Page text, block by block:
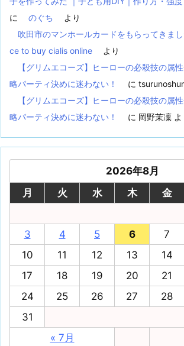
に
のぐち
より
吹田市のマンホールカードをもらってきまし
ce to buy cialis online
より
【グリムエコーズ】ヒーローの必殺技の属
略パーティ決めに迷わない！
に
【グリムエコーズ】ヒーローの必殺技の属
略パーティ決めに迷わない！
に 岡野茉凜 よ
2026年8月
月
火 水 木 金
« 7月
3
4 5 6 7
10
11 12 13 14
17
18 19 20 21
24
25 26 27 28
31